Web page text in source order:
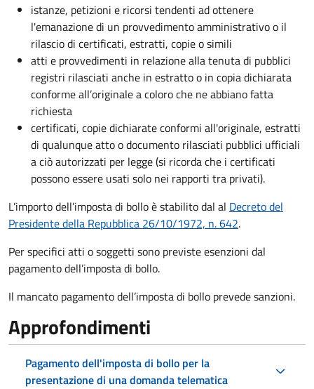
istanze, petizioni e ricorsi tendenti ad ottenere
l'emanazione di un provvedimento amministrativo o il
rilascio di certificati, estratti, copie o simili
atti e provvedimenti in relazione alla tenuta di pubblici
registri rilasciati anche in estratto o in copia dichiarata
conforme all’originale a coloro che ne abbiano fatta
richiesta
certificati, copie dichiarate conformi all'originale, estratti
di qualunque atto o documento rilasciati pubblici ufficiali
a ciò autorizzati per legge (si ricorda che i certificati
possono essere usati solo nei rapporti tra privati).
L’importo dell’imposta di bollo è stabilito dal al Decreto del
Presidente della Repubblica 26/10/1972, n. 642.
Per specifici atti o soggetti sono previste esenzioni dal
pagamento dell’imposta di bollo.
Il mancato pagamento dell’imposta di bollo prevede sanzioni.
Approfondimenti
Pagamento dell'imposta di bollo per la
presentazione di una domanda telematica